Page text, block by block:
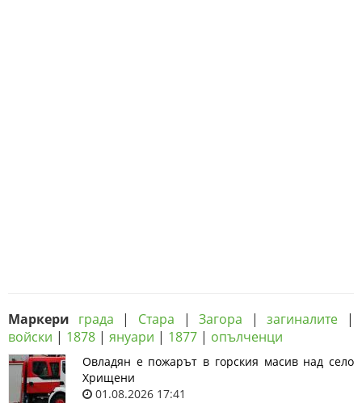
Маркери града | Стара |Загора |загиналите |
войски | 1878 | януари | 1877 | опълченци
Овладян е пожарът в горския масив над село
Хрищени
01.08.2026 17:41